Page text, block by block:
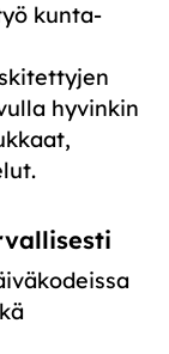
kunta-
hyvinkin